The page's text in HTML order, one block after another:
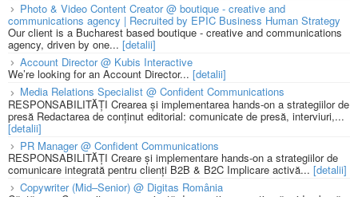
Photo & Video Content Creator @ boutique - creative and
communications agency | Recruited by EPIC Business Human Strategy
Our client is a Bucharest based boutique - creative and communications
agency, driven by one... [detalii]
Account Director @ Kubis Interactive
We’re looking for an Account Director... [detalii]
Media Relations Specialist @ Confident Communications
RESPONSABILITĂȚI Crearea și implementarea hands-on a strategiilor de
presă Redactarea de conținut editorial: comunicate de presă, interviuri,...
[detalii]
PR Manager @ Confident Communications
RESPONSABILITĂȚI Creare și implementare hands-on a strategiilor de
comunicare integrată pentru clienți B2B & B2C Implicare activă... [detalii]
Copywriter (Mid–Senior) @ Digitas România